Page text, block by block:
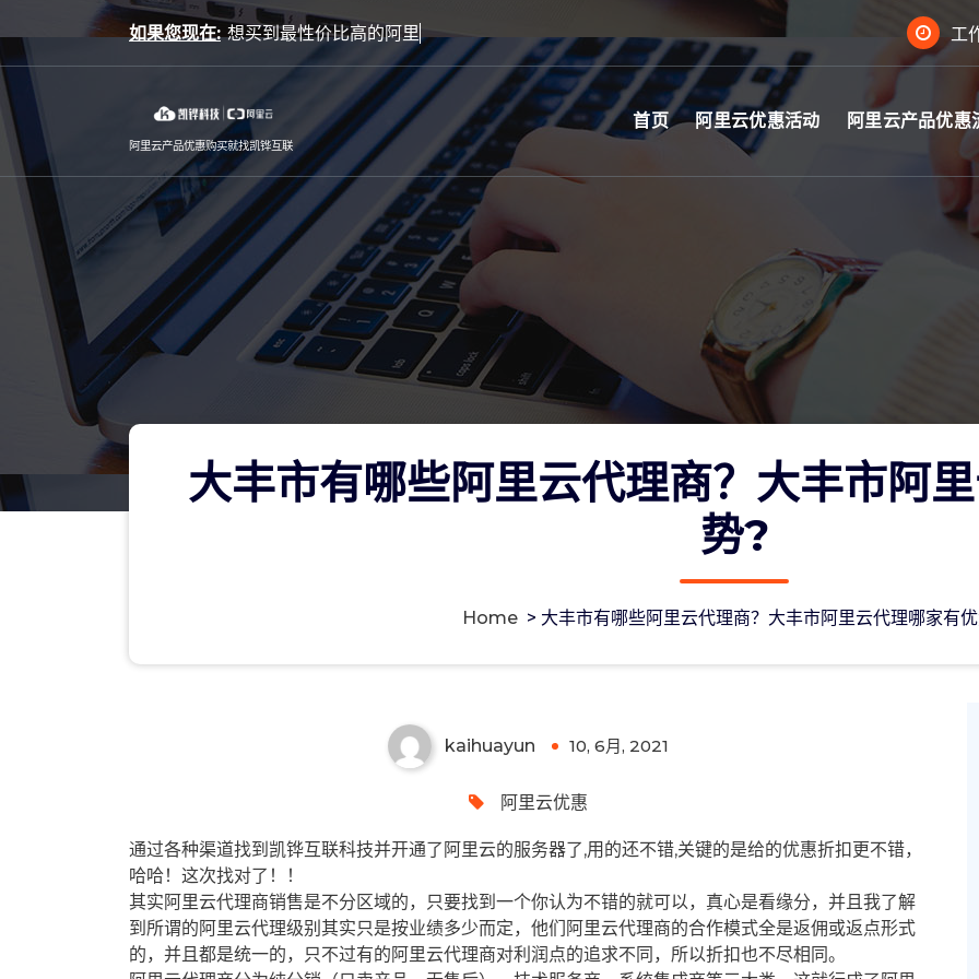
to
content
如果您现在: 工
阿里云产品优惠购买就找凯铧互联
首页 阿里云优惠活动 阿里云产品优惠
大丰市有哪些阿里云代理商？大丰市阿
势?
Home > 大丰市有哪些阿里云代理商？大丰市阿里云代理哪家有
kaihuayun 10, 6月, 2021
阿里云优惠
通过各种渠道找到凯铧互联科技并开通了阿里云的服务器了,用的还不错,关键的是给的优惠折扣更不错，
哈哈！这次找对了！！
其实阿里云代理商销售是不分区域的，只要找到一个你认为不错的就可以，真心是看缘分，并且我了解
到所谓的阿里云代理级别其实只是按业绩多少而定，他们阿里云代理商的合作模式全是返佣或返点形式
的，并且都是统一的，只不过有的阿里云代理商对利润点的追求不同，所以折扣也不尽相同。